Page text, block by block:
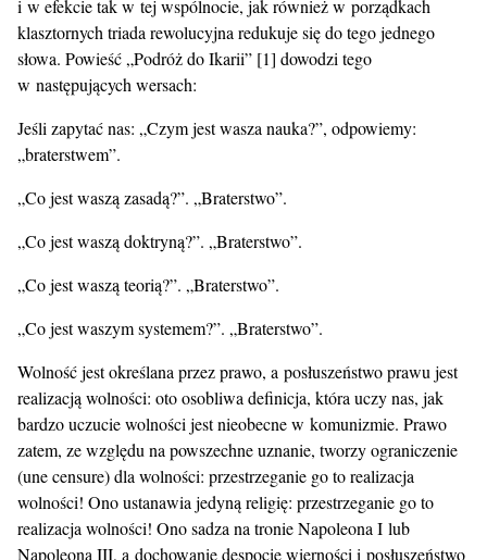
i w efekcie tak w tej wspólnocie, jak również w porządkach
klasztornych triada rewolucyjna redukuje się do tego jednego
słowa. Powieść „Podróż do Ikarii” [1] dowodzi tego
w następujących wersach:
Jeśli zapytać nas: „Czym jest wasza nauka?”, odpowiemy:
„braterstwem”.
„Co jest waszą zasadą?”. „Braterstwo”.
„Co jest waszą doktryną?”. „Braterstwo”.
„Co jest waszą teorią?”. „Braterstwo”.
„Co jest waszym systemem?”. „Braterstwo”.
Wolność jest określana przez prawo, a posłuszeństwo prawu jest
realizacją wolności: oto osobliwa definicja, która uczy nas, jak
bardzo uczucie wolności jest nieobecne w komunizmie. Prawo
zatem, ze względu na powszechne uznanie, tworzy ograniczenie
(une censure) dla wolności: przestrzeganie go to realizacja
wolności! Ono ustanawia jedyną religię: przestrzeganie go to
realizacja wolności! Ono sadza na tronie Napoleona I lub
Napoleona III, a dochowanie despocie wierności i posłuszeństwo